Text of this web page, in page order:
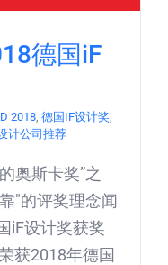
德国iF
2018 德国IF设计奖
计公司推荐
奥斯卡奖”之
"的评奖理念闻
iF设计奖获奖
获2018年德国